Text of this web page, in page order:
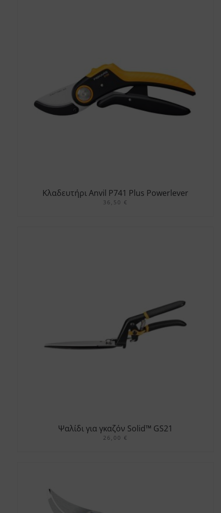
Κλαδευτήρι Anvil P741 Plus Powerlever
36,50 €
Ψαλίδι για γκαζόν Solid™ GS21
26,00 €